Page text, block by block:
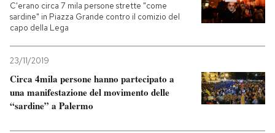
C'erano circa 7 mila persone strette "come
sardine" in Piazza Grande contro il comizio del
capo della Lega
23/11/2019
Circa 4mila persone hanno partecipato a
una manifestazione del movimento delle
“sardine” a Palermo